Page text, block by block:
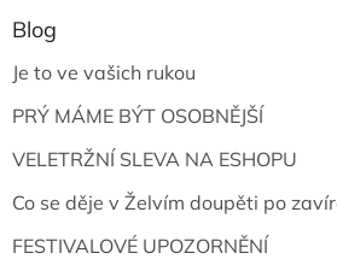
Blog
Je to ve vašich rukou
PRÝ MÁME BÝT OSOBNĚJŠÍ
VELETRŽNÍ SLEVA NA ESHOPU
Co se děje v Želvím doupěti po
FESTIVALOVÉ UPOZORNĚNÍ